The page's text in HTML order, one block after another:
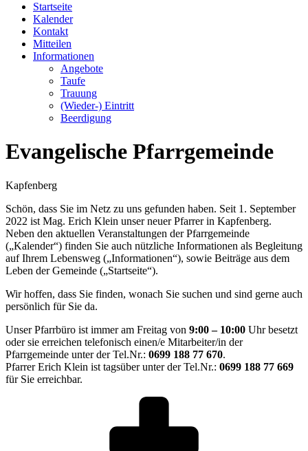
Startseite
Kalender
Kontakt
Mitteilen
Informationen
Angebote
Taufe
Trauung
(Wieder-) Eintritt
Beerdigung
Evangelische Pfarrgemeinde
Kapfenberg
Schön, dass Sie im Netz zu uns gefunden haben. Seit 1. September
2022 ist Mag. Erich Klein unser neuer Pfarrer in Kapfenberg.
Neben den aktuellen Veranstaltungen der Pfarrgemeinde
(„Kalender“) finden Sie auch nützliche Informationen als Begleitung
auf Ihrem Lebensweg („Informationen“), sowie Beiträge aus dem
Leben der Gemeinde („Startseite“).
Wir hoffen, dass Sie finden, wonach Sie suchen und sind gerne auch
persönlich für Sie da.
Unser Pfarrbüro ist immer am Freitag von 9:00 – 10:00 Uhr besetzt
oder sie erreichen telefonisch einen/e Mitarbeiter/in der
Pfarrgemeinde unter der Tel.Nr.: 0699 188 77 670.
Pfarrer Erich Klein ist tagsüber unter der Tel.Nr.: 0699 188 77 669
für Sie erreichbar.